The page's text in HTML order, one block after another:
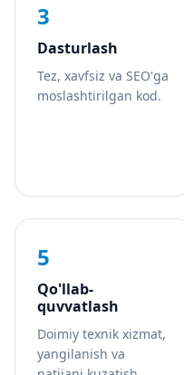
3
Dasturlash
Tez, xavfsiz va SEO'ga
moslashtirilgan kod.
5
Qo'llab-
quvvatlash
Doimiy texnik xizmat,
yangilanish va